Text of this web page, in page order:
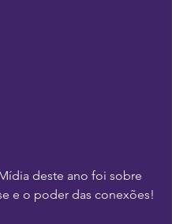
deste ano foi sobre
e o poder das conexões!